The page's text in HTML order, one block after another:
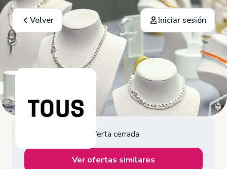
Volver Iniciar sesión
Oferta cerrada
Ver ofertas similares